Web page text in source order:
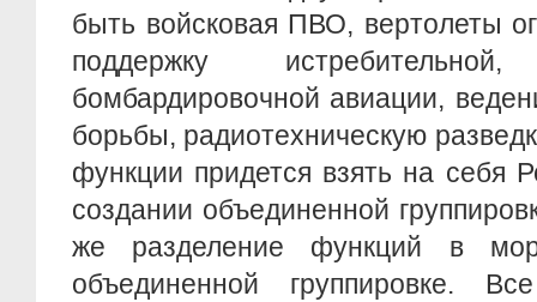
быть войсковая ПВО, вертолеты
поддержку
бомбардировочной авиации,
борьбы, радиотехническую
функции придется взять на себя
создании объединенной
же разделение функций в
объединенной группировке.